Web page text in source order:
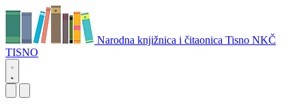
Narodna knjižnica i čitaonica Tisno NKČ
TISNO